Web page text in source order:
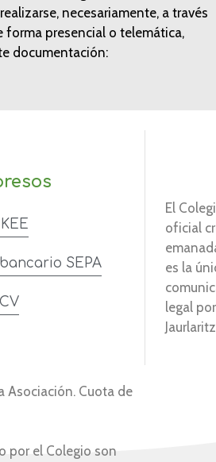
necesariamente, a través
forma presencial o telemática,
documentación:
SEPA
El
oficial
es la
legal
Asociación. Cuota de
por el Colegio son